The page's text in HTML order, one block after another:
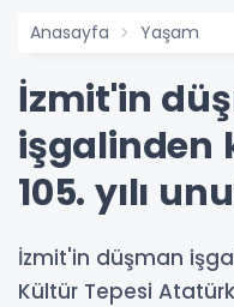
Anasayfa Yaşam
İzmit'in
işgalinden
105. yılı
İzmit'in düşman
Kültür Tepesi